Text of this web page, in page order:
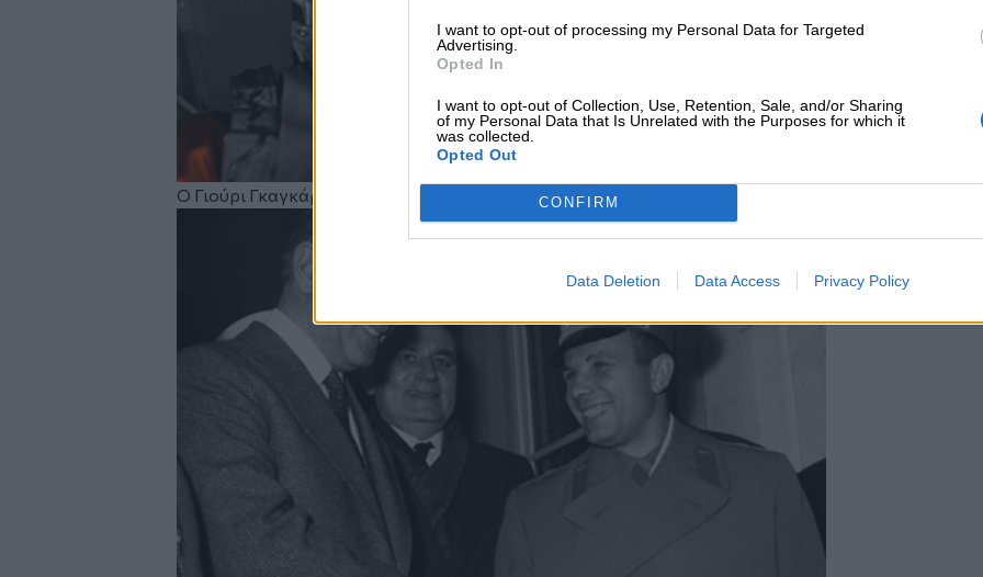
I want to opt-out of processing my Personal Data for Targeted
Advertising.
Opted In
I want to opt-out of Collection, Use, Retention, Sale, and/or Sharing
of my Personal Data that Is Unrelated with the Purposes for which it
was collected.
Opted Out
CONFIRM
Data Deletion Data Access Privacy Policy
Ο Γιούρι Γκαγκάριν